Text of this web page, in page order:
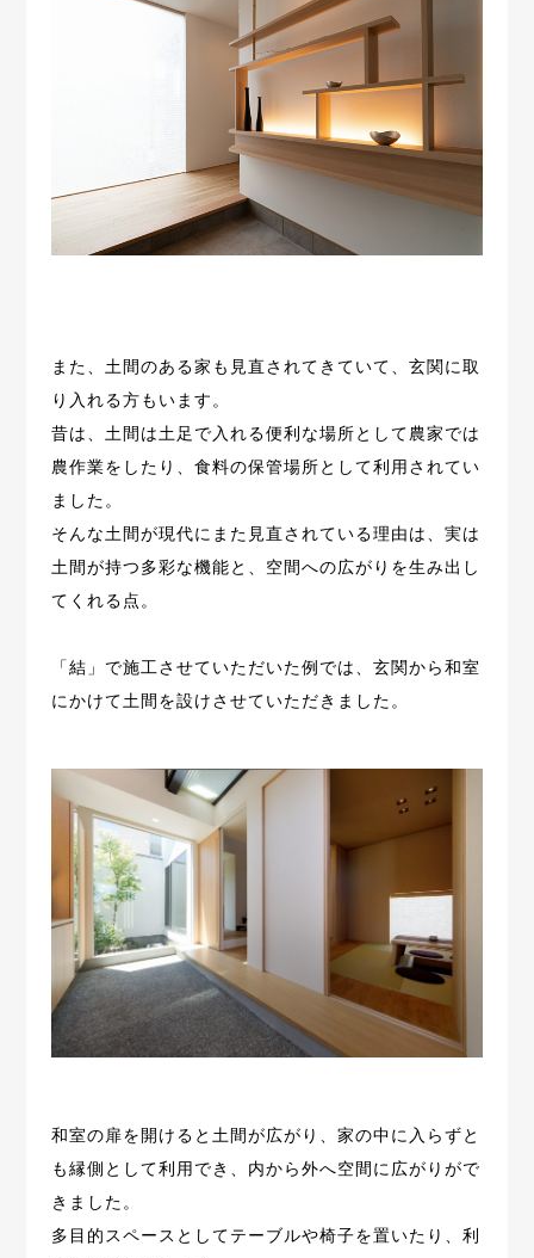
また、土間のある家も見直されてきていて、玄関に取
り入れる方もいます。
昔は、土間は土足で入れる便利な場所として農家では
農作業をしたり、 食料の保管場所として利用されてい
ました。
そんな土間が現代にまた見直されている理由は、実は
土間が持つ多彩な機能と、 空間への広がりを生み出し
てくれる点。
「結」で施工させていただいた例では、 玄関から和室
にかけて土間を設けさせていただきました。
和室の扉を開けると土間が広がり、家の中に入らずと
も縁側として利用でき、 内から外へ空間に広がりがで
きました。
多目的スペースとしてテーブルや椅子を置いたり、利